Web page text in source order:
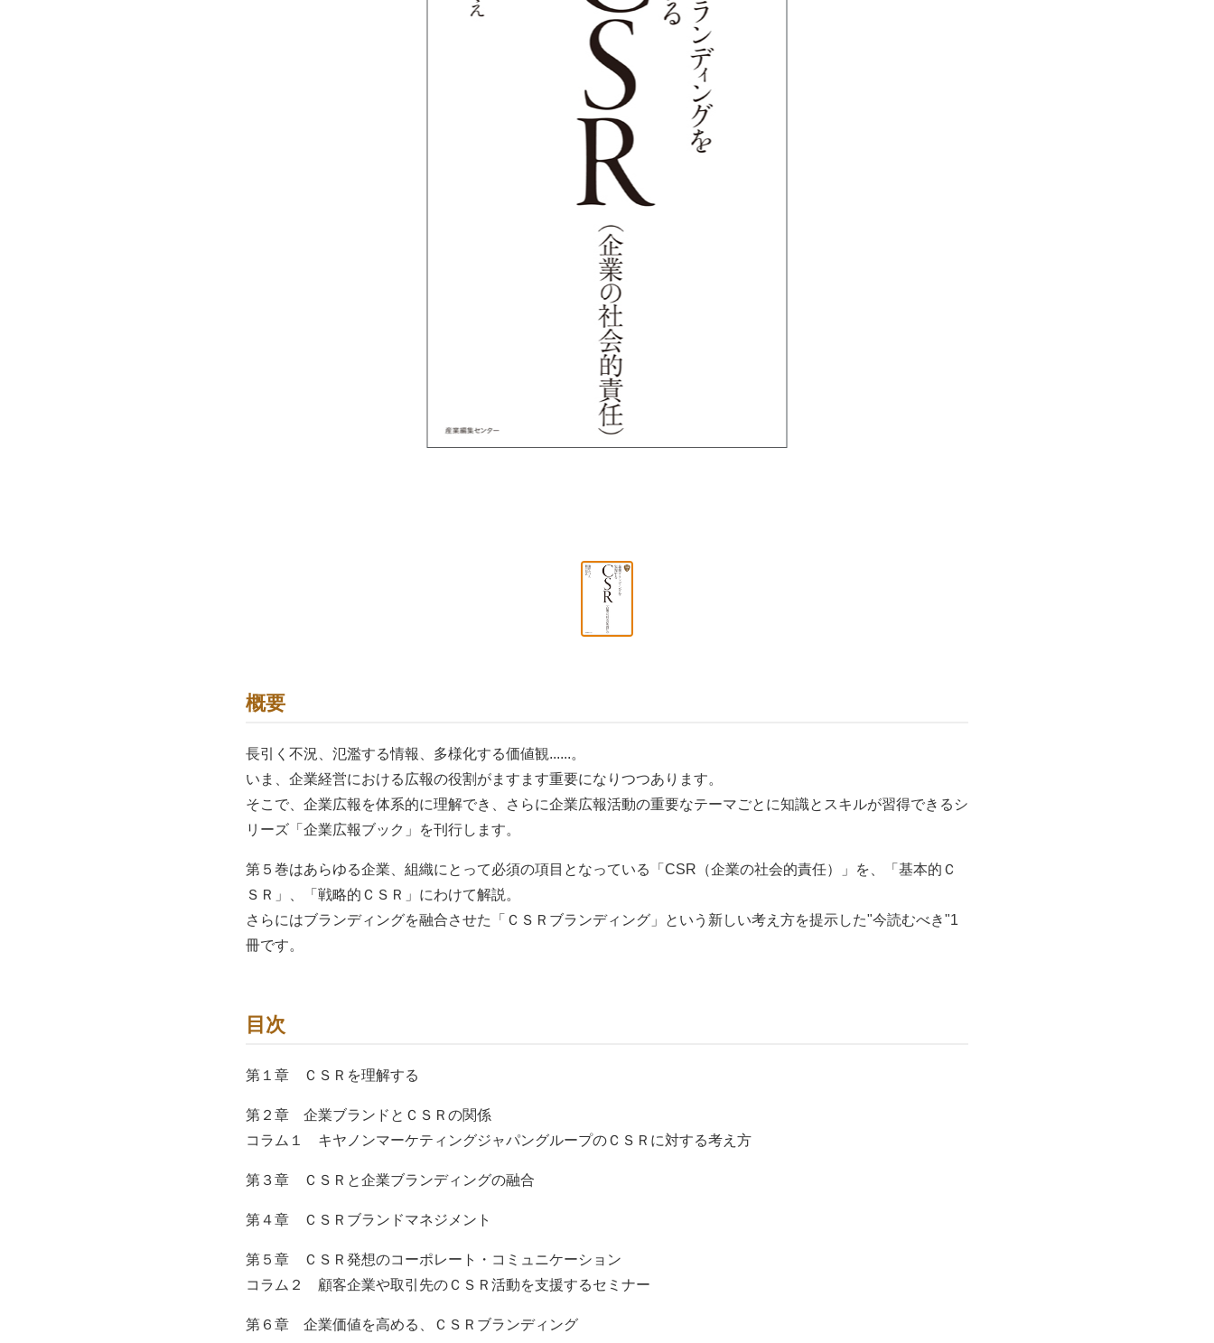
概要
長引く不況、氾濫する情報、多様化する価値観......。
いま、企業経営における広報の役割がますます重要になりつつあります。
そこで、企業広報を体系的に理解でき、さらに企業広報活動の重要なテーマごとに知識とスキルが習得できるシ
リーズ「企業広報ブック」を刊行します。
第５巻はあらゆる企業、組織にとって必須の項目となっている「CSR（企業の社会的責任）」を、「基本的Ｃ
ＳＲ」、「戦略的ＣＳＲ」にわけて解説。
さらにはブランディングを融合させた「ＣＳＲブランディング」という新しい考え方を提示した"今読むべき"1
冊です。
目次
第１章 ＣＳＲを理解する
第２章 企業ブランドとＣＳＲの関係
コラム１ キヤノンマーケティングジャパングループのＣＳＲに対する考え方
第３章 ＣＳＲと企業ブランディングの融合
第４章 ＣＳＲブランドマネジメント
第５章 ＣＳＲ発想のコーポレート・コミュニケーション
コラム２ 顧客企業や取引先のＣＳＲ活動を支援するセミナー
第６章 企業価値を高める、ＣＳＲブランディング